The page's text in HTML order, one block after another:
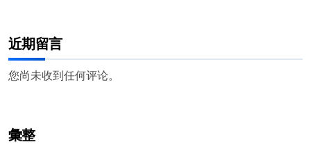
近期留言
您尚未收到任何评论。
彙整